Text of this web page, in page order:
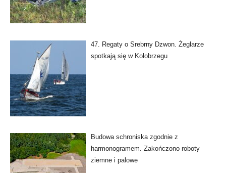
47. Regaty o Srebrny Dzwon. Żeglarze
spotkają się w Kołobrzegu
Budowa schroniska zgodnie z
harmonogramem. Zakończono roboty
ziemne i palowe